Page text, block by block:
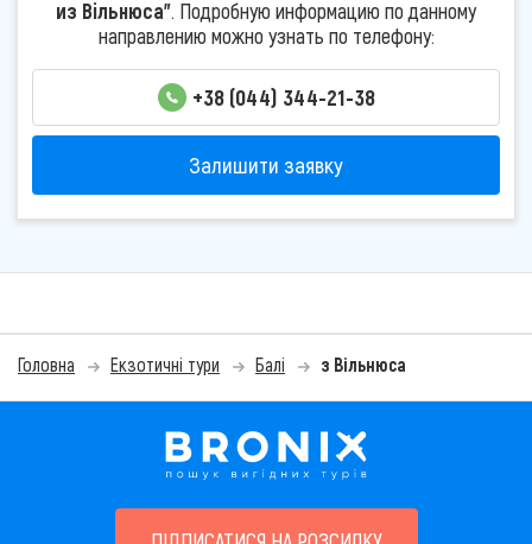
из Вільнюса". Подробную информацию по данному
направлению можно узнать по телефону:
+38 (044) 344-21-38
Залишити заявку
Головна Екзотичні тури Балі з Вільнюса